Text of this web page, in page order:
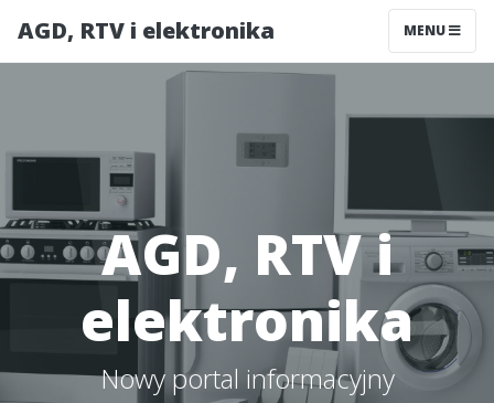
AGD, RTV i elektronika MENU
AGD, RTV i
elektronika
Nowy portal informacyjny